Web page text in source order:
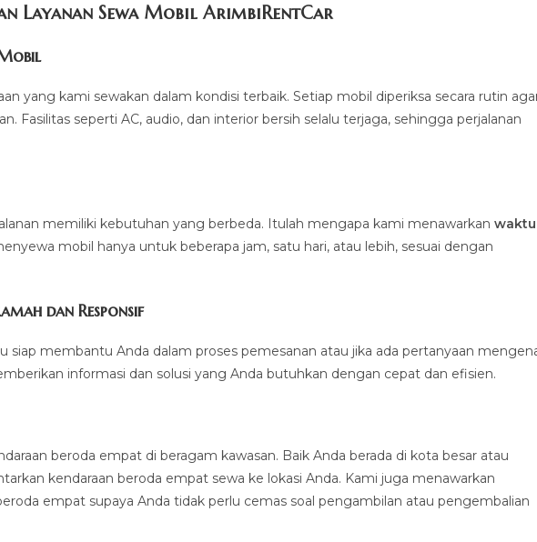
Layanan Sewa Mobil ArimbiRentCar
yang kami sewakan dalam kondisi terbaik. Setiap mobil diperiksa secara rutin
Fasilitas seperti AC, audio, dan interior bersih selalu terjaga, sehingga perjalanan
memiliki kebutuhan yang berbeda. Itulah mengapa kami menawarkan waktu
mobil hanya untuk beberapa jam, satu hari, atau lebih, sesuai dengan
dan Responsif
siap membantu Anda dalam proses pemesanan atau jika ada pertanyaan
informasi dan solusi yang Anda butuhkan dengan cepat dan efisien.
beroda empat di beragam kawasan. Baik Anda berada di kota besar atau
kendaraan beroda empat sewa ke lokasi Anda. Kami juga menawarkan
empat supaya Anda tidak perlu cemas soal pengambilan atau pengembalian